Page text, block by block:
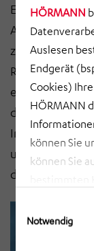
HÖRMANN
Auslesen
Endgerät
Cookies)
HÖRMANN
können Sie
können Sie
Sie ein, dass
Notwendig
Engineering
Aufbauten und
zukünftigen
Rahmen der
eVersum bei
der Fahrwerks-
Integration
und die
durchführen.